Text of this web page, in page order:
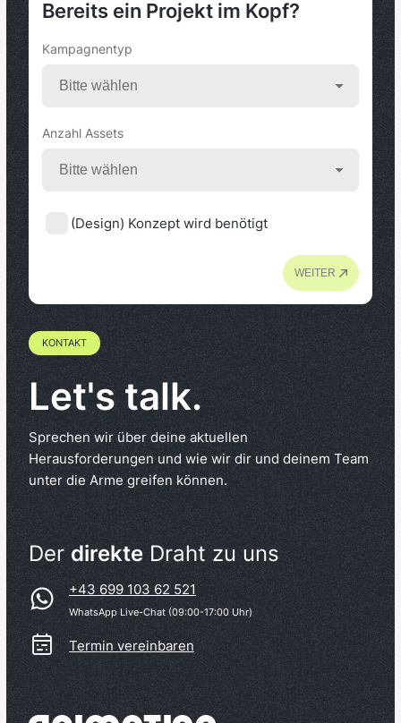
Bereits ein Projekt im Kopf?
Kampagnentyp
Anzahl Assets
(Design) Konzept wird benötigt
WEITER
KONTAKT
Let's talk.
Sprechen wir über deine aktuellen
Herausforderungen und wie wir dir und deinem Team
unter die Arme greifen können.
Der direkte Draht zu uns
+43 699 103 62 521
WhatsApp Live-Chat (09:00-17:00 Uhr)
Termin vereinbaren